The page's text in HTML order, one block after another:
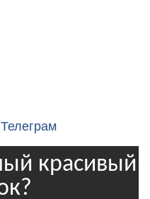
Телеграм